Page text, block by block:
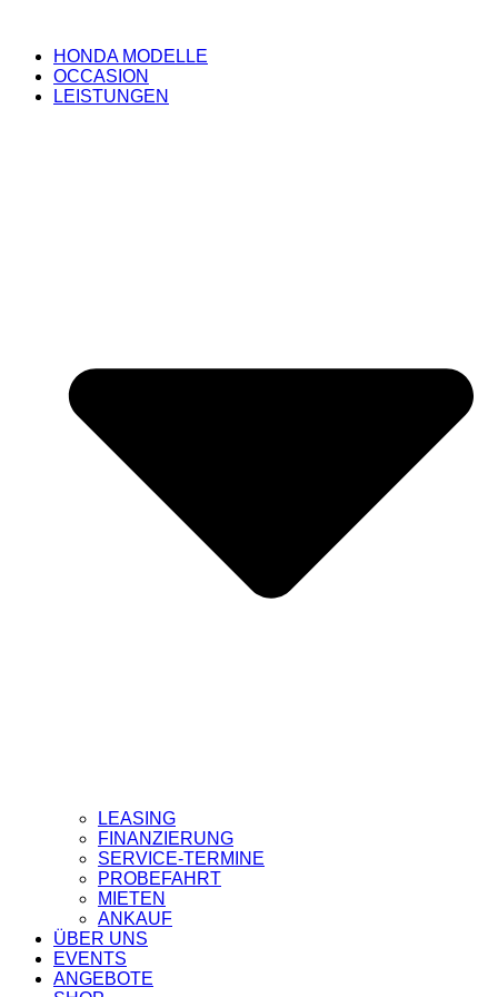
HONDA MODELLE
OCCASION
LEISTUNGEN
LEASING
FINANZIERUNG
SERVICE-TERMINE
PROBEFAHRT
MIETEN
ANKAUF
ÜBER UNS
EVENTS
ANGEBOTE